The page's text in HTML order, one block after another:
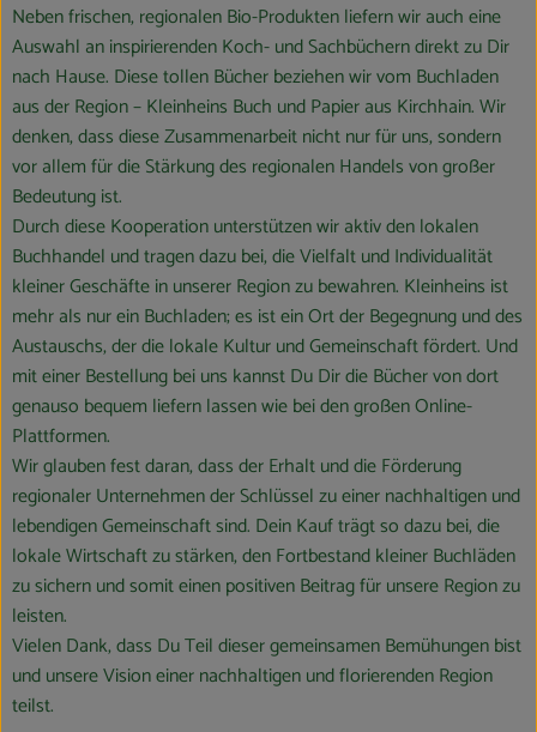
Neben frischen, regionalen Bio-Produkten liefern wir auch eine
Auswahl an inspirierenden Koch- und Sachbüchern direkt zu Dir
nach Hause. Diese tollen Bücher beziehen wir vom Buchladen
aus der Region – Kleinheins Buch und Papier aus Kirchhain. Wir
denken, dass diese Zusammenarbeit nicht nur für uns, sondern
vor allem für die Stärkung des regionalen Handels von großer
Bedeutung ist.
Durch diese Kooperation unterstützen wir aktiv den lokalen
Buchhandel und tragen dazu bei, die Vielfalt und Individualität
kleiner Geschäfte in unserer Region zu bewahren. Kleinheins ist
mehr als nur ein Buchladen; es ist ein Ort der Begegnung und des
Austauschs, der die lokale Kultur und Gemeinschaft fördert. Und
mit einer Bestellung bei uns kannst Du Dir die Bücher von dort
genauso bequem liefern lassen wie bei den großen Online-
Plattformen.
Wir glauben fest daran, dass der Erhalt und die Förderung
regionaler Unternehmen der Schlüssel zu einer nachhaltigen und
lebendigen Gemeinschaft sind. Dein Kauf trägt so dazu bei, die
lokale Wirtschaft zu stärken, den Fortbestand kleiner Buchläden
zu sichern und somit einen positiven Beitrag für unsere Region zu
leisten.
Vielen Dank, dass Du Teil dieser gemeinsamen Bemühungen bist
und unsere Vision einer nachhaltigen und florierenden Region
teilst.